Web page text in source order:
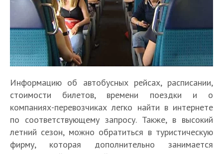
Информацию об автобусных рейсах, расписании,
стоимости билетов, времени поездки и о
компаниях-перевозчиках легко найти в интернете
по соответствующему запросу. Также, в высокий
летний сезон, можно обратиться в туристическую
фирму, которая дополнительно занимается